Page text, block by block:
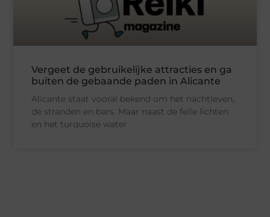
Vergeet de gebruikelijke attracties en ga
buiten de gebaande paden in Alicante
Alicante staat vooral bekend om het nachtleven,
de stranden en bars. Maar naast de felle lichten
en het turquoise water